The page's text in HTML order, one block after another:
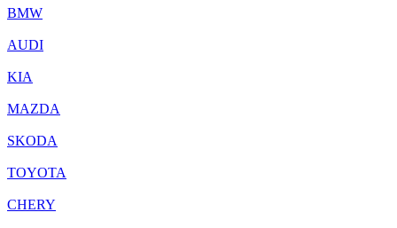
BMW
AUDI
KIA
MAZDA
SKODA
TOYOTA
CHERY